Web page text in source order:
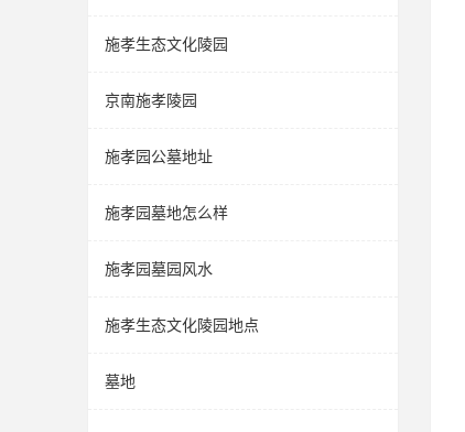
施孝生态文化陵园
京南施孝陵园
施孝园公墓地址
施孝园墓地怎么样
施孝园墓园风水
施孝生态文化陵园地点
墓地